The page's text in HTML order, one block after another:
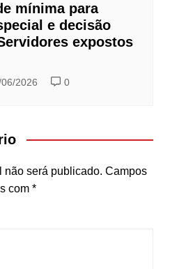
mínima para
e decisão
expostos
2026 0
não será publicado. Campos
com *